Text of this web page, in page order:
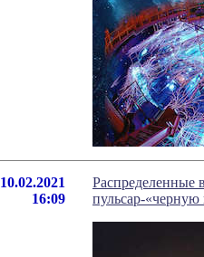
10.02.2021
16:09
Распределенные
пульсар-«черную